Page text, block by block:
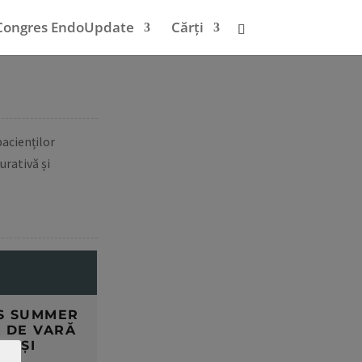
EndoUpdate Cărți
și
SUMMER
DE VARĂ
ȘI